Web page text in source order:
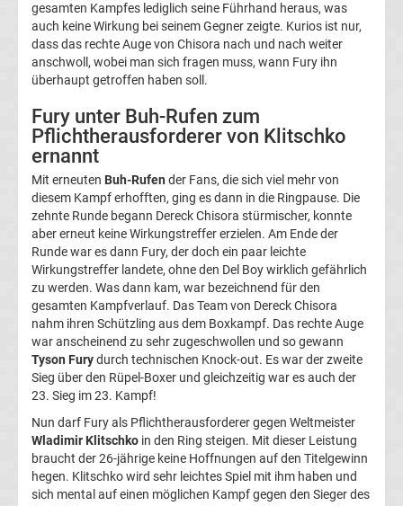
Bundesliga
Tabelle
Bundesliga
Ergebnisse
2.
Liga
Ergebnisse
3.
Liga
Ergebnisse
3.
gesamten Kampfes lediglich seine Führhand heraus, was
auch keine Wirkung bei seinem Gegner zeigte. Kurios ist nur,
dass das rechte Auge von Chisora nach und nach weiter
anschwoll, wobei man sich fragen muss, wann Fury ihn
überhaupt getroffen haben soll.
Fury unter Buh-Rufen zum
Pflichtherausforderer von Klitschko
ernannt
Mit erneuten Buh-Rufen der Fans, die sich viel mehr von
diesem Kampf erhofften, ging es dann in die Ringpause. Die
zehnte Runde begann Dereck Chisora stürmischer, konnte
aber erneut keine Wirkungstreffer erzielen. Am Ende der
Runde war es dann Fury, der doch ein paar leichte
Wirkungstreffer landete, ohne den Del Boy wirklich gefährlich
zu werden. Was dann kam, war bezeichnend für den
gesamten Kampfverlauf. Das Team von Dereck Chisora
nahm ihren Schützling aus dem Boxkampf. Das rechte Auge
war anscheinend zu sehr zugeschwollen und so gewann
Tyson Furydurch technischen Knock-out. Es war der zweite
Sieg über den Rüpel-Boxer und gleichzeitig war es auch der
23. Sieg im 23. Kampf!
Nun darf Fury als Pflichtherausforderer gegen Weltmeister
Wladimir Klitschko in den Ring steigen. Mit dieser Leistung
braucht der 26-jährige keine Hoffnungen auf den Titelgewinn
hegen. Klitschko wird sehr leichtes Spiel mit ihm haben und
sich mental auf einen möglichen Kampf gegen den Sieger des